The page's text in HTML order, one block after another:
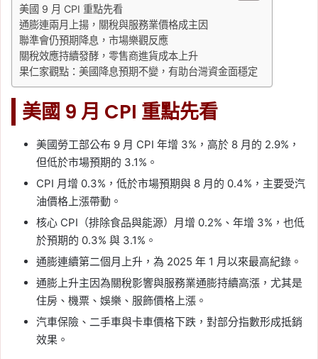
美國 9 月 CPI 重點先看
通膨連兩月上揚，關稅與服務業價格成主因
聯準會仍預期降息，市場樂觀反應
關稅效應持續發酵，零售商進貨成本上升
果仁家觀點：美國降息預期不變，有助台灣資金面穩定
美國 9 月 CPI 重點先看
美國勞工部公布 9 月 CPI 年增 3%，高於 8 月的 2.9%，
但低於市場預期的 3.1%。
CPI 月增 0.3%，低於市場預期與 8 月的 0.4%，主要受汽
油價格上漲帶動。
核心 CPI（排除食品與能源）月增 0.2%、年增 3%，也低
於預期的 0.3% 與 3.1%。
通膨連續第二個月上升，為 2025 年 1 月以來最高紀錄。
通膨上升主因為關稅影響與服務業通膨持續高漲，尤其是
住房、機票、娛樂、服飾價格上漲。
汽車保險、二手車與卡車價格下跌，對部分指數形成抵銷
效果。